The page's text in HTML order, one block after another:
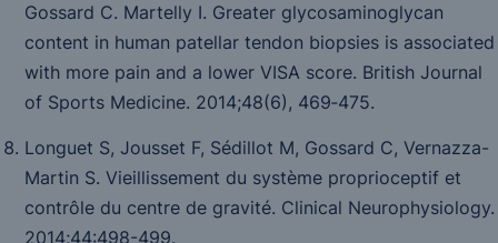
Gossard C. Martelly I. Greater glycosaminoglycan
content in human patellar tendon biopsies is associated
with more pain and a lower VISA score. British Journal
of Sports Medicine. 2014;48(6), 469‑475.
Longuet S, Jousset F, Sédillot M, Gossard C, Vernazza-
Martin S. Vieillissement du système proprioceptif et
contrôle du centre de gravité. Clinical Neurophysiology.
2014;44:498-499.